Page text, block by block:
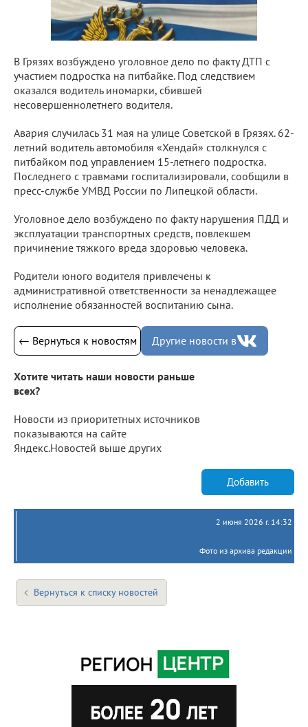
В Грязях возбуждено уголовное дело по факту ДТП с
участием подростка на питбайке. Под следствием
оказался водитель иномарки, сбившей
несовершеннолетнего водителя.
Авария случилась 31 мая на улице Советской в Грязях. 62-
летний водитель автомобиля «Хендай» столкнулся с
питбайком под управлением 15-летнего подростка.
Последнего с травмами госпитализировали, сообщили в
пресс-службе УМВД России по Липецкой области.
Уголовное дело возбуждено по факту нарушения ПДД и
эксплуатации транспортных средств, повлекшем
причинение тяжкого вреда здоровью человека.
Родители юного водителя привлечены к
административной ответственности за ненадлежащее
исполнение обязанностей воспитанию сына.
← Вернуться к новостям Другие новости в
Хотите читать наши новости раньше
всех?
Новости из приоритетных источников
показываются на сайте
Яндекс.Новостей выше других
Добавить
2 июня 2026 г. 14:32
Фото из архива редакции
Вернуться к списку новостей